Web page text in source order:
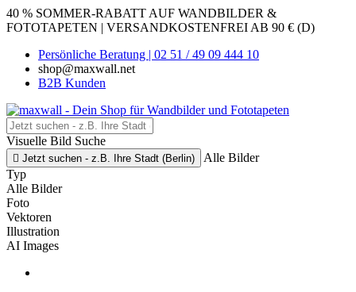
40 % SOMMER-RABATT AUF WANDBILDER &
FOTOTAPETEN | VERSANDKOSTENFREI AB 90 € (D)
Persönliche Beratung | 02 51 / 49 09 444 10
shop@maxwall.net
B2B Kunden
Visuelle Bild Suche
 Jetzt suchen - z.B. Ihre Stadt (Berlin)
Alle Bilder
Typ
Alle Bilder
Foto
Vektoren
Illustration
AI Images